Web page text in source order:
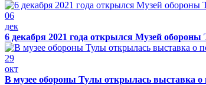
06
дек
6 декабря 2021 года открылся Музей обороны
29
окт
В музее обороны Тулы открылась выставка о